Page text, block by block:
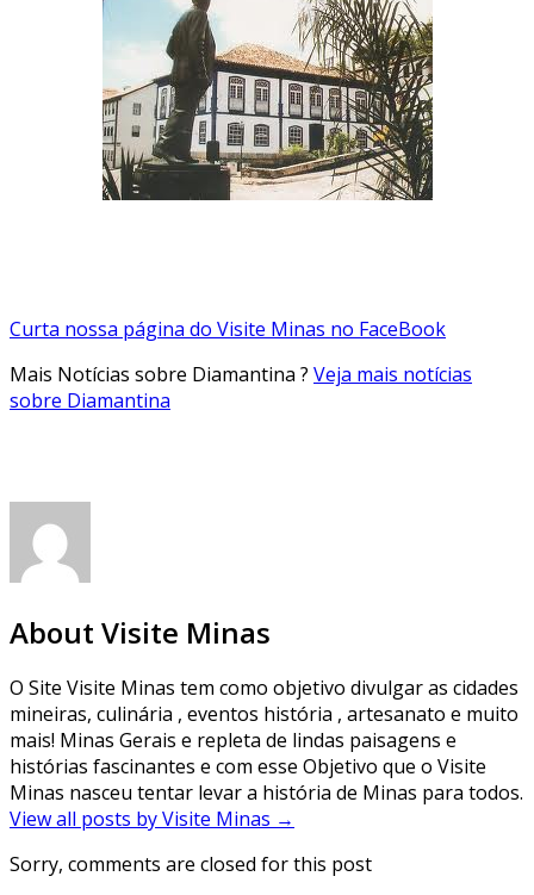
Curta nossa página do Visite Minas no FaceBook
Mais Notícias sobre Diamantina ? Veja mais notícias
sobre Diamantina
About Visite Minas
O Site Visite Minas tem como objetivo divulgar as cidades
mineiras, culinária , eventos história , artesanato e muito
mais! Minas Gerais e repleta de lindas paisagens e
histórias fascinantes e com esse Objetivo que o Visite
Minas nasceu tentar levar a história de Minas para todos.
View all posts by Visite Minas →
Sorry, comments are closed for this post